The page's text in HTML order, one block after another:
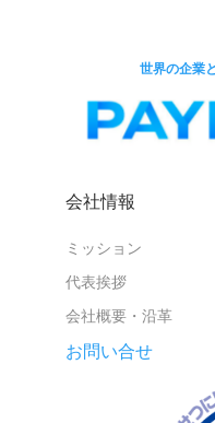
世界の企業
会社情報
ミッション
代表挨拶
会社概要・沿革
お問い合せ